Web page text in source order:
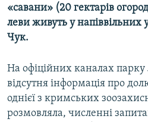
«савани» (20 гектарів
леви живуть у напіввільних
Чук.
На офіційних каналах парку
відсутня інформація про
однієї з кримських
розмовляла, численні